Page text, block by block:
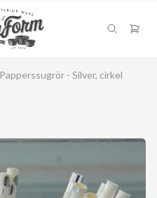
Papperssugrör - Silver, cirkel